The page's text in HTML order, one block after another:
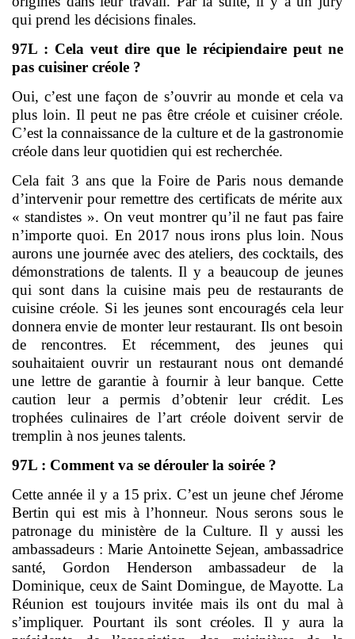
qui prend les décisions finales.
97L : Cela veut dire que le récipiendaire peut ne
pas cuisiner créole ?
Oui, c’est une façon de s’ouvrir au monde et cela va
plus loin. Il peut ne pas être créole et cuisiner créole.
C’est la connaissance de la culture et de la gastronomie
créole dans leur quotidien qui est recherchée.
Cela fait 3 ans que la Foire de Paris nous demande
d’intervenir pour remettre des certificats de mérite aux
« standistes ». On veut montrer qu’il ne faut pas faire
n’importe quoi. En 2017 nous irons plus loin. Nous
aurons une journée avec des ateliers, des cocktails, des
démonstrations de talents. Il y a beaucoup de jeunes
qui sont dans la cuisine mais peu de restaurants de
cuisine créole. Si les jeunes sont encouragés cela leur
donnera envie de monter leur restaurant. Ils ont besoin
de rencontres. Et récemment, des jeunes qui
souhaitaient ouvrir un restaurant nous ont demandé
une lettre de garantie à fournir à leur banque. Cette
caution leur a permis d’obtenir leur crédit. Les
trophées culinaires de l’art créole doivent servir de
tremplin à nos jeunes talents.
97L : Comment va se dérouler la soirée ?
Cette année il y a 15 prix. C’est un jeune chef Jérome
Bertin qui est mis à l’honneur. Nous serons sous le
patronage du ministère de la Culture. Il y aussi les
ambassadeurs : Marie Antoinette Sejean, ambassadrice
santé, Gordon Henderson ambassadeur de la
Dominique, ceux de Saint Domingue, de Mayotte. La
Réunion est toujours invitée mais ils ont du mal à
s’impliquer. Pourtant ils sont créoles. Il y aura la